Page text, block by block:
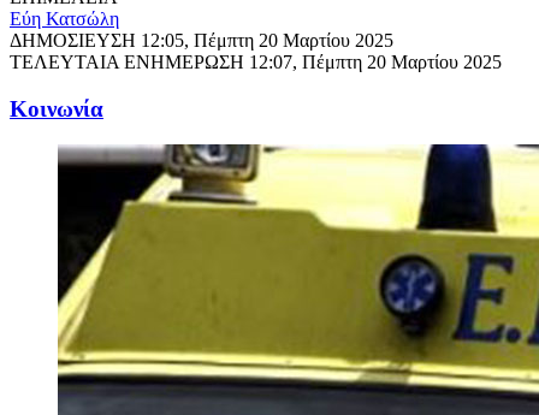
Εύη Κατσώλη
ΔΗΜΟΣΙΕΥΣΗ 12:05, Πέμπτη 20 Μαρτίου 2025
ΤΕΛΕΥΤΑΙΑ ΕΝΗΜΕΡΩΣΗ 12:07, Πέμπτη 20 Μαρτίου 2025
Κοινωνία